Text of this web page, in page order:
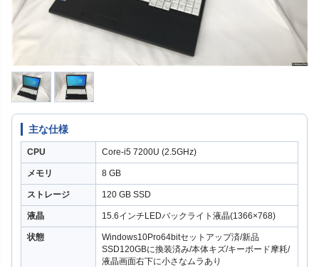
主な仕様
CPU Core-i5 7200U (2.5GHz)
メモリ 8 GB
ストレージ 120 GB SSD
液晶 15.6インチLEDバックライト液晶(1366×768)
状態
Windows10Pro64bitセットアップ済/新品
SSD120GBに換装済み/本体キズ/キーボード摩耗/
液晶画面右下に小さなムラあり